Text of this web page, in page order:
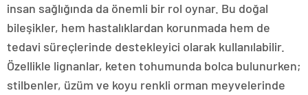
insan sağlığında da önemli bir rol oynar. Bu doğal
bileşikler, hem hastalıklardan korunmada hem de
tedavi süreçlerinde destekleyici olarak kullanılabilir.
Özellikle lignanlar, keten tohumunda bolca bulunurken;
stilbenler, üzüm ve koyu renkli orman meyvelerinde